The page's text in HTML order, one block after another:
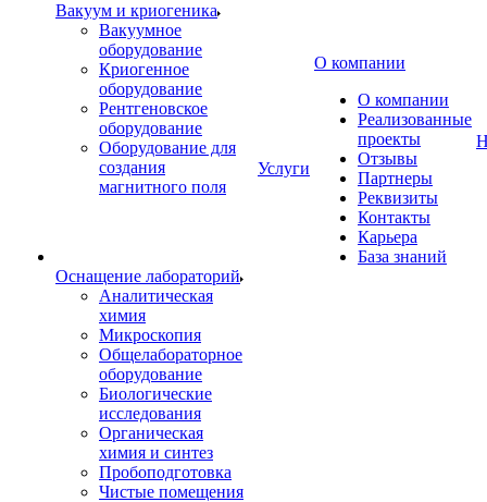
Вакуум и криогеника
Вакуумное
оборудование
Криогенное
оборудование
Рентгеновское
оборудование
Оборудование для
создания
магнитного поля
Оснащение лабораторий
Аналитическая
химия
Микроскопия
Общелабораторное
оборудование
Биологические
исследования
Органическая
химия и синтез
Пробоподготовка
Чистые помещения
Услуги
О компании
О компании
Реализованные
проекты
Отзывы
Партнеры
Реквизиты
Контакты
Карьера
База знаний